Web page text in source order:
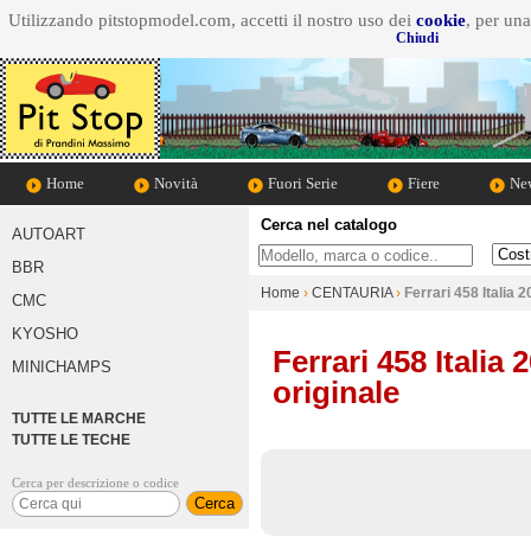
Utilizzando pitstopmodel.com, accetti il nostro uso dei cookie, per
Chiudi
Home Novità Fuori Serie Fiere
AUTOART
BBR
CMC
KYOSHO
MINICHAMPS
TUTTE LE MARCHE
TUTTE LE TECHE
Cerca per descrizione o codice
Cerca nel catalogo
Cosa cerchi
Home › CENTAURIA › Ferrari 458 Italia
Ferrari 458 Italia
originale